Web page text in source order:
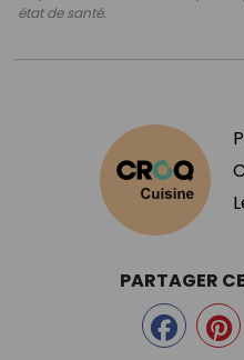
état de santé.
PARTAGER